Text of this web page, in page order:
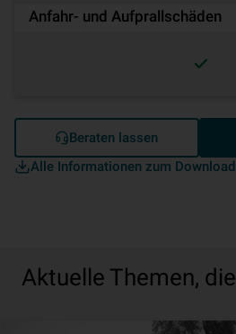
Anfahr- und Aufprallschäden
Alle Informationen zum Download
Beraten lassen
Aktuelle Themen, die